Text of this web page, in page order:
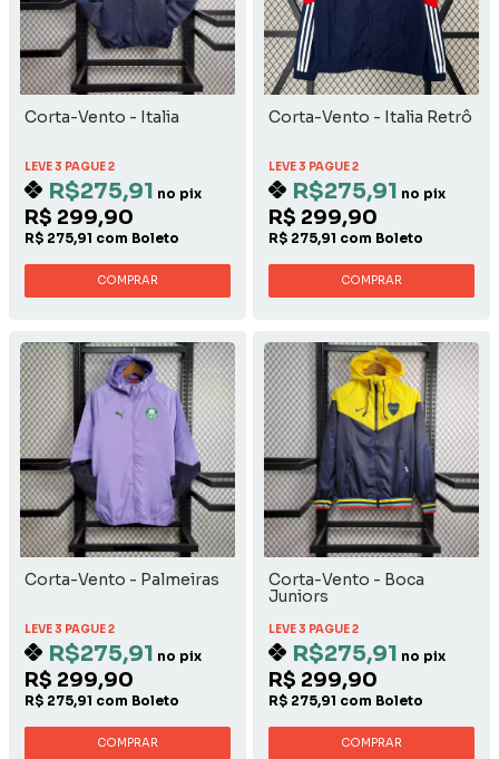
Corta-Vento - Italia
LEVE 3 PAGUE 2
R$275,91 no pix
R$ 299,90
R$ 275,91 com Boleto
COMPRAR
Corta-Vento - Italia Retrô
LEVE 3 PAGUE 2
R$275,91 no pix
R$ 299,90
R$ 275,91 com Boleto
COMPRAR
Corta-Vento - Palmeiras
LEVE 3 PAGUE 2
R$275,91 no pix
R$ 299,90
R$ 275,91 com Boleto
COMPRAR
Corta-Vento - Boca
Juniors
LEVE 3 PAGUE 2
R$275,91 no pix
R$ 299,90
R$ 275,91 com Boleto
COMPRAR